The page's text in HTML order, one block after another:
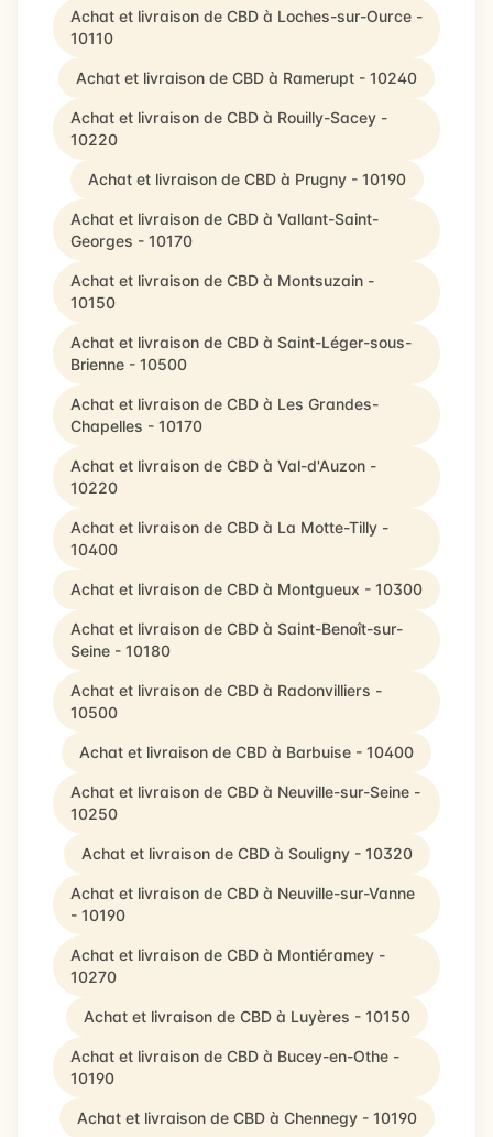
Achat et livraison de CBD à Loches-sur-Ource -
10110
Achat et livraison de CBD à Ramerupt - 10240
Achat et livraison de CBD à Rouilly-Sacey -
10220
Achat et livraison de CBD à Prugny - 10190
Achat et livraison de CBD à Vallant-Saint-
Georges - 10170
Achat et livraison de CBD à Montsuzain -
10150
Achat et livraison de CBD à Saint-Léger-sous-
Brienne - 10500
Achat et livraison de CBD à Les Grandes-
Chapelles - 10170
Achat et livraison de CBD à Val-d'Auzon -
10220
Achat et livraison de CBD à La Motte-Tilly -
10400
Achat et livraison de CBD à Montgueux - 10300
Achat et livraison de CBD à Saint-Benoît-sur-
Seine - 10180
Achat et livraison de CBD à Radonvilliers -
10500
Achat et livraison de CBD à Barbuise - 10400
Achat et livraison de CBD à Neuville-sur-Seine -
10250
Achat et livraison de CBD à Souligny - 10320
Achat et livraison de CBD à Neuville-sur-Vanne
- 10190
Achat et livraison de CBD à Montiéramey -
10270
Achat et livraison de CBD à Luyères - 10150
Achat et livraison de CBD à Bucey-en-Othe -
10190
Achat et livraison de CBD à Chennegy - 10190